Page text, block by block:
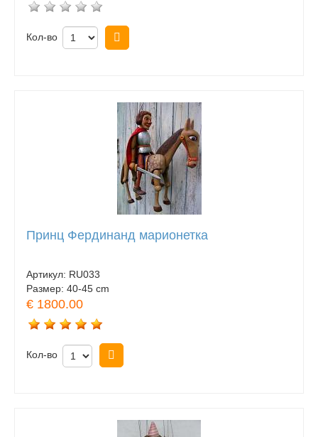
Кол-во
Принц Фердинанд марионетка
Артикул: RU033
Размер: 40-45 cm
€ 1800.00
Кол-во